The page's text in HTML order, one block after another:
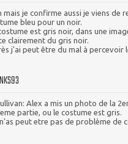
mais je confirme aussi je viens de
bleu pour un noir.
est gris noir, dans une
clairement du gris noir.
j'ai peut être du mal à percevoir
Alex a mis un photo de la
partie, ou le costume est gris.
peut etre pas de problème de